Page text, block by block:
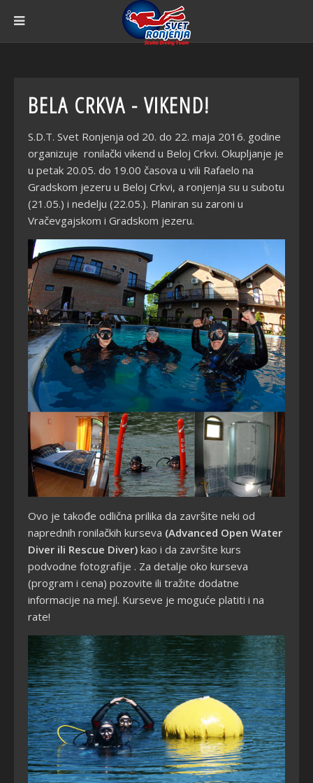
BELA CRKVA - VIKEND!
S.D.T. Svet Ronjenja od 20. do 22. maja 2016. godine
organizuje ronilački vikend u Beloj Crkvi. Okupljanje je
u petak 20.05. do 19.00 časova u vili Rafaelo na
Gradskom jezeru u Beloj Crkvi, a ronjenja su u subotu
(21.05.) i nedelju (22.05.). Planiran su zaroni u
Vračevgajskom i Gradskom jezeru.
Ovo je takođe odlična prilika da završite neki od
naprednih ronilačkih kurseva (Advanced Open Water
Diver ili Rescue Diver) kao i da završite kurs
podvodne fotografije . Za detalje oko kurseva
(program i cena) pozovite ili tražite dodatne
informacije na mejl. Kurseve je moguće platiti i na
rate!